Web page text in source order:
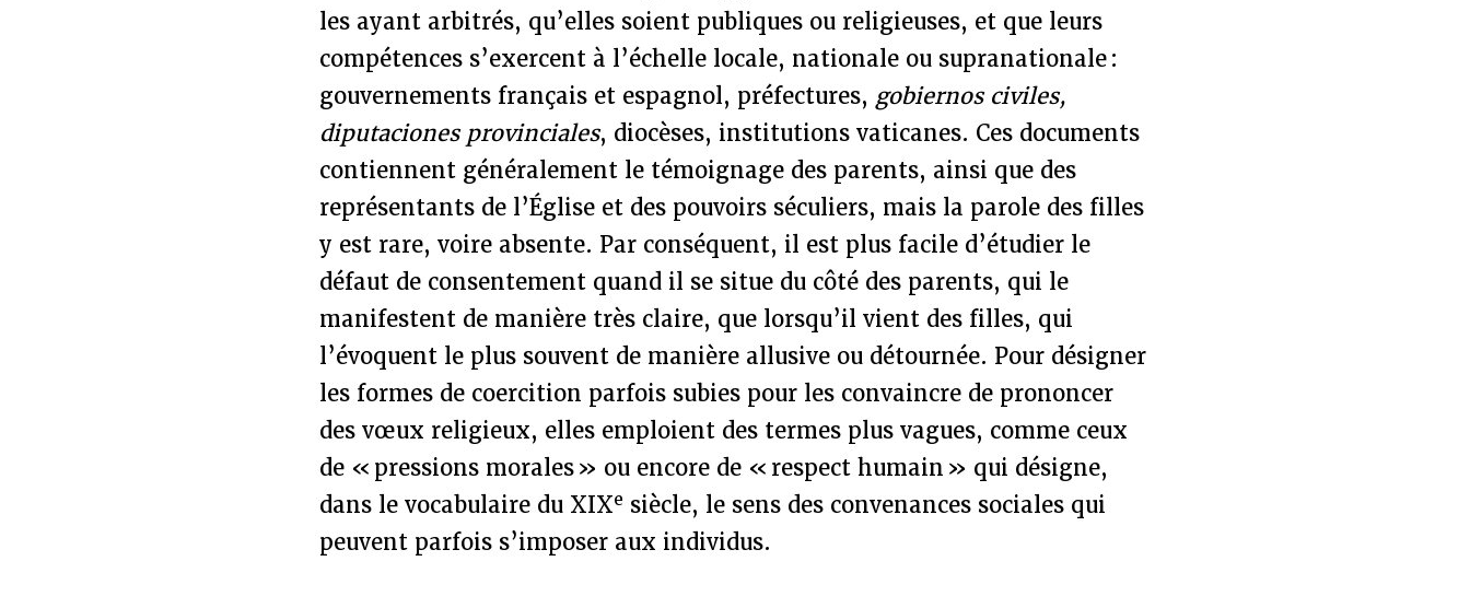
les ayant arbitrés, qu’elles soient publiques ou religieuses, et que leurs
compétences s’exercent à l’échelle locale, nationale ou supranationale :
gouvernements français et espagnol, préfectures, gobiernos civiles,
diputaciones provinciales, diocèses, institutions vaticanes. Ces documents
contiennent généralement le témoignage des parents, ainsi que des
représentants de l’Église et des pouvoirs séculiers, mais la parole des filles
y est rare, voire absente. Par conséquent, il est plus facile d’étudier le
défaut de consentement quand il se situe du côté des parents, qui le
manifestent de manière très claire, que lorsqu’il vient des filles, qui
l’évoquent le plus souvent de manière allusive ou détournée. Pour désigner
les formes de coercition parfois subies pour les convaincre de prononcer
des vœux religieux, elles emploient des termes plus vagues, comme ceux
de « pressions morales » ou encore de « respect humain » qui désigne,
dans le vocabulaire du XIXe siècle, le sens des convenances sociales qui
peuvent parfois s’imposer aux individus.